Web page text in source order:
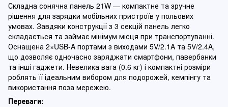
Складна сонячна панель 21W — компактне та зручне
рішення для зарядки мобільних пристроїв у польових
умовах. Завдяки конструкції з 3 секцій панель легко
складається та займає мінімум місця при транспортуванні.
Оснащена 2×USB-A портами з виходами 5V/2.1A та 5V/2.4A,
що дозволяє одночасно заряджати смартфони, павербанки
та інші гаджети. Невелика вага (0.6 кг) і компактні розміри
роблять її ідеальним вибором для подорожей, кемпінгу та
використання поза мережею.
Переваги: